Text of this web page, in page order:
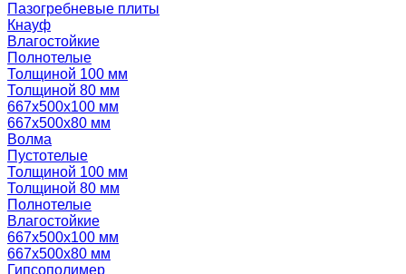
Пазогребневые плиты
Кнауф
Влагостойкие
Полнотелые
Толщиной 100 мм
Толщиной 80 мм
667х500х100 мм
667х500х80 мм
Волма
Пустотелые
Толщиной 100 мм
Толщиной 80 мм
Полнотелые
Влагостойкие
667х500х100 мм
667х500х80 мм
Гипсополимер